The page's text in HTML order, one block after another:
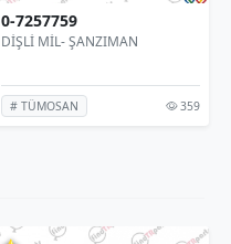
0-7257759
DİŞLİ MİL- ŞANZIMAN
# TÜMOSAN 359